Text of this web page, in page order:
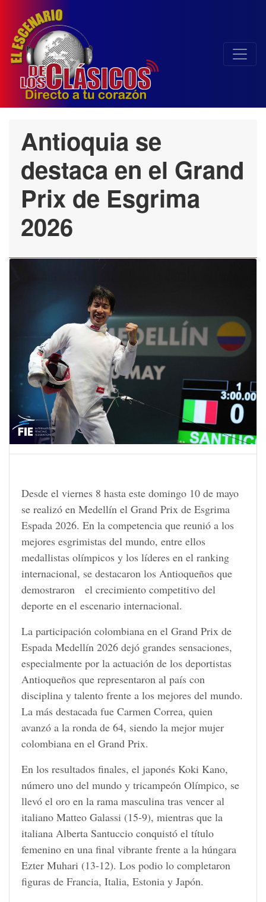
Antioquia se
destaca en el Grand
Prix de Esgrima
2026
Desde el viernes 8 hasta este domingo 10 de mayo
se realizó en Medellín el Grand Prix de Esgrima
Espada 2026. En la competencia que reunió a los
mejores esgrimistas del mundo, entre ellos
medallistas olímpicos y los líderes en el ranking
internacional, se destacaron los Antioqueños que
demostraron el crecimiento competitivo del
deporte en el escenario internacional.
La participación colombiana en el Grand Prix de
Espada Medellín 2026 dejó grandes sensaciones,
especialmente por la actuación de los deportistas
Antioqueños que representaron al país con
disciplina y talento frente a los mejores del mundo.
La más destacada fue Carmen Correa, quien
avanzó a la ronda de 64, siendo la mejor mujer
colombiana en el Grand Prix.
En los resultados finales, el japonés Koki Kano,
número uno del mundo y tricampeón Olímpico, se
llevó el oro en la rama masculina tras vencer al
italiano Matteo Galassi (15-9), mientras que la
italiana Alberta Santuccio conquistó el título
femenino en una final vibrante frente a la húngara
Ezter Muhari (13-12). Los podio lo completaron
figuras de Francia, Italia, Estonia y Japón.